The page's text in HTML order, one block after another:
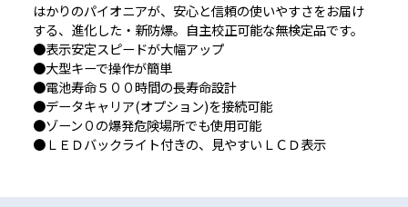
はかりのパイオニアが、安心と信頼の使いやすさをお届け
する、進化した・新防爆。自主校正可能な無検定品です。
●表示安定スピードが大幅アップ
●大型キーで操作が簡単
●電池寿命５００時間の長寿命設計
●データキャリア(オプション)を接続可能
●ゾーン０の爆発危険場所でも使用可能
●ＬＥＤバックライト付きの、見やすいＬＣＤ表示